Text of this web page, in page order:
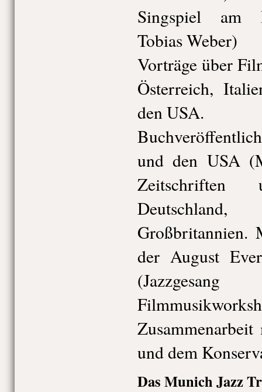
Singspiel am
Tobias Weber)
Vorträge über
Österreich,
den USA.
und den USA
Großbritannien.
der August
(Jazzgesang
und dem
Das Munich Jazz